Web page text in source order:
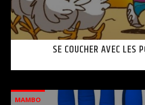
SE COUCHER AVEC LES
MAMBO